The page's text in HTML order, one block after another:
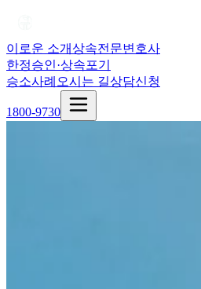
이로운 소개상속전문변호사
한정승인·상속포기
승소사례 오시는 길상담신청
1800-9730